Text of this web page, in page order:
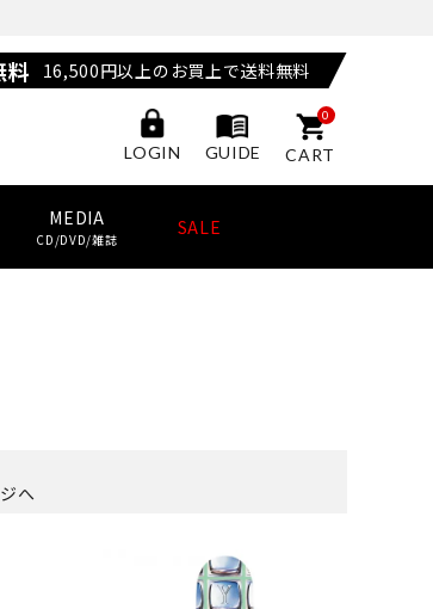
料 16,500円以上のお買上で送料無料
LOGIN GUIDE
0
CART
LIMOSINE SKATEBOSRDS
(リムジン スケートボード)
MEDIA
CD/DVD/雑誌 SALE
へ